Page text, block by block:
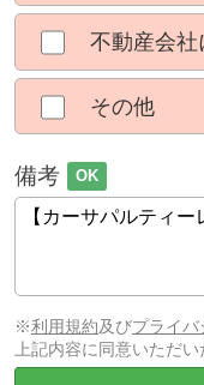
不動産会社
その他
備考 OK
※利用規約及びプライバ
上記内容に同意いただ